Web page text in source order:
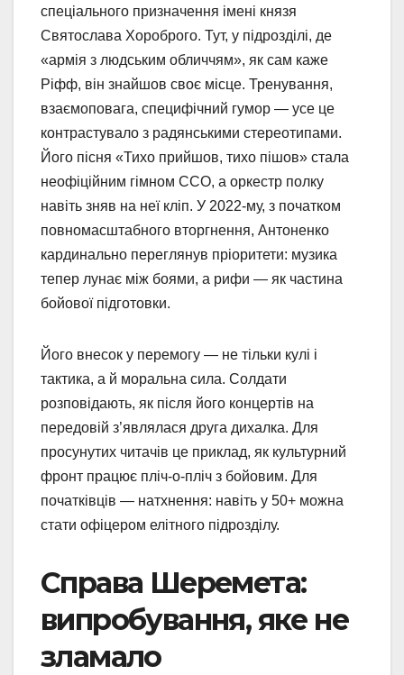
спеціального призначення імені князя
Святослава Хороброго. Тут, у підрозділі, де
«армія з людським обличчям», як сам каже
Ріфф, він знайшов своє місце. Тренування,
взаємоповага, специфічний гумор — усе це
контрастувало з радянськими стереотипами.
Його пісня «Тихо прийшов, тихо пішов» стала
неофіційним гімном ССО, а оркестр полку
навіть зняв на неї кліп. У 2022-му, з початком
повномасштабного вторгнення, Антоненко
кардинально переглянув пріоритети: музика
тепер лунає між боями, а рифи — як частина
бойової підготовки.
Його внесок у перемогу — не тільки кулі і
тактика, а й моральна сила. Солдати
розповідають, як після його концертів на
передовій з’являлася друга дихалка. Для
просунутих читачів це приклад, як культурний
фронт працює пліч-о-пліч з бойовим. Для
початківців — натхнення: навіть у 50+ можна
стати офіцером елітного підрозділу.
Справа Шеремета:
випробування, яке не
зламало